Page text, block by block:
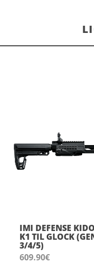
IMI DEFENSE
K1 TIL GLOCK
3/4/5)
609.90€